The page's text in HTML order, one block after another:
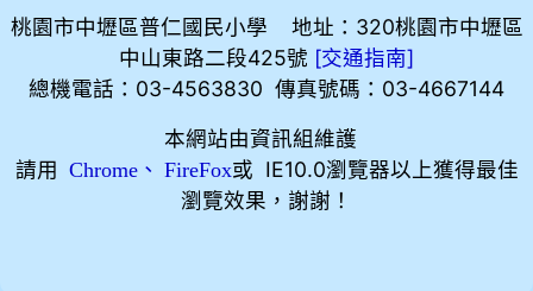
桃園市中壢區普仁國民小學 地址：320桃園市中壢區
中山東路二段425號 [交通指南]
總機電話：03-4563830 傳真號碼：03-4667144
本網站由資訊組維護
請用
Chrome、 FireFox或 IE10.0瀏覽器以上獲得最佳
瀏覽效果，謝謝！